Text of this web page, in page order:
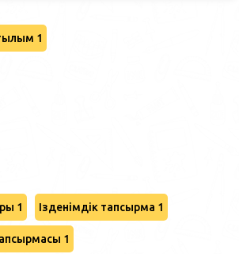
1
1 Ізденімдік тапсырма 1
1